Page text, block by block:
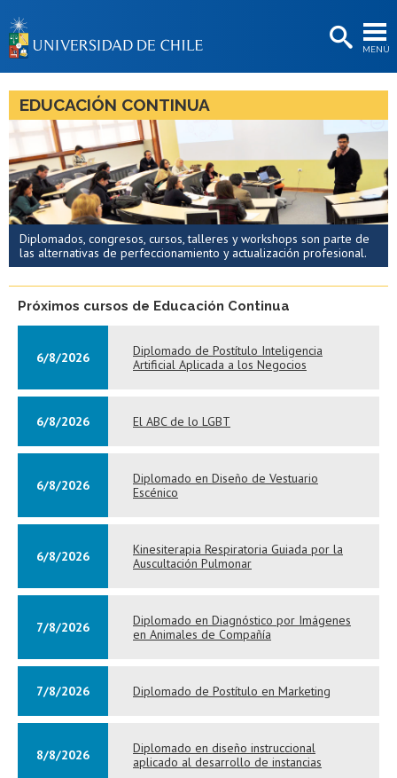
MENÚ
BIBLIOTECAS
LA UNIVERSIDAD
Postulantes
Estudiantes
Académicas/os
Funcionarias/os
EDUCACIÓN CONTINUA
Diplomados, congresos, cursos, talleres y workshops son parte de
las alternativas de perfeccionamiento y actualización profesional.
Próximos cursos de Educación Continua
6/8/2026
Diplomado de Postítulo Inteligencia
Artificial Aplicada a los Negocios
6/8/2026 El ABC de lo LGBT
6/8/2026
Diplomado en Diseño de Vestuario
Escénico
6/8/2026
Kinesiterapia Respiratoria Guiada por la
Auscultación Pulmonar
7/8/2026
Diplomado en Diagnóstico por Imágenes
en Animales de Compañía
7/8/2026 Diplomado de Postítulo en Marketing
8/8/2026
Diplomado en diseño instruccional
aplicado al desarrollo de instancias